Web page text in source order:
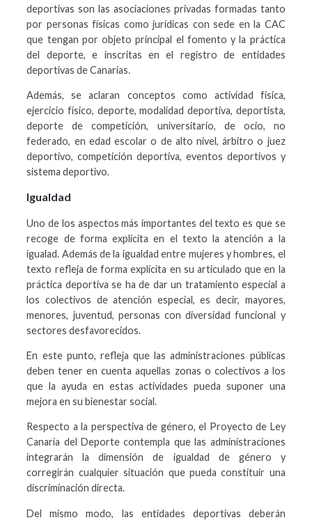
deportivas son las asociaciones privadas formadas tanto
por personas físicas como jurídicas con sede en la CAC
que tengan por objeto principal el fomento y la práctica
del deporte, e inscritas en el registro de entidades
deportivas de Canarias.
Además, se aclaran conceptos como actividad física,
ejercicio físico, deporte, modalidad deportiva, deportista,
deporte de competición, universitario, de ocio, no
federado, en edad escolar o de alto nivel, árbitro o juez
deportivo, competición deportiva, eventos deportivos y
sistema deportivo.
Igualdad
Uno de los aspectos más importantes del texto es que se
recoge de forma explícita en el texto la atención a la
igualad. Además de la igualdad entre mujeres y hombres, el
texto refleja de forma explícita en su articulado que en la
práctica deportiva se ha de dar un tratamiento especial a
los colectivos de atención especial, es decir, mayores,
menores, juventud, personas con diversidad funcional y
sectores desfavorecidos.
En este punto, refleja que las administraciones públicas
deben tener en cuenta aquellas zonas o colectivos a los
que la ayuda en estas actividades pueda suponer una
mejora en su bienestar social.
Respecto a la perspectiva de género, el Proyecto de Ley
Canaria del Deporte contempla que las administraciones
integrarán la dimensión de igualdad de género y
corregirán cualquier situación que pueda constituir una
discriminación directa.
Del mismo modo, las entidades deportivas deberán